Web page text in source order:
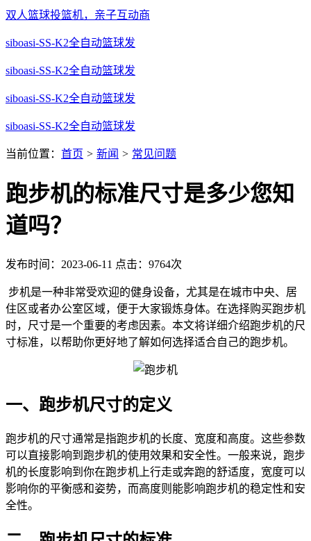
双人篮球投篮机，亲子互动商
siboasi-SS-K2全自动篮球发
siboasi-SS-K2全自动篮球发
siboasi-SS-K2全自动篮球发
siboasi-SS-K2全自动篮球发
当前位置： 首页 > 新闻 > 常见问题
跑步机的标准尺寸是多少您知
道吗？
发布时间：2023-06-11 点击：9764次
步机是一种非常受欢迎的健身设备，尤其是在城市中央、居
住区或者办公室区域，便于大家锻炼身体。在选择购买跑步机
时，尺寸是一个重要的考虑因素。本文将详细介绍跑步机的尺
寸标准，以帮助你更好地了解如何选择适合自己的跑步机。
一、跑步机尺寸的定义
跑步机的尺寸通常是指跑步机的长度、宽度和高度。这些参数
可以直接影响到跑步机的使用效果和安全性。一般来说，跑步
机的长度影响到你在跑步机上行走或奔跑的舒适度，宽度可以
影响你的平衡感和姿势，而高度则能影响跑步机的稳定性和安
全性。